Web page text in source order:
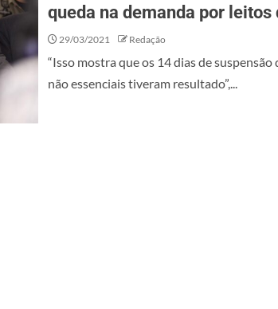
queda na demanda por leitos
29/03/2021 Redação
“Isso mostra que os 14 dias de suspensão
não essenciais tiveram resultado”,...